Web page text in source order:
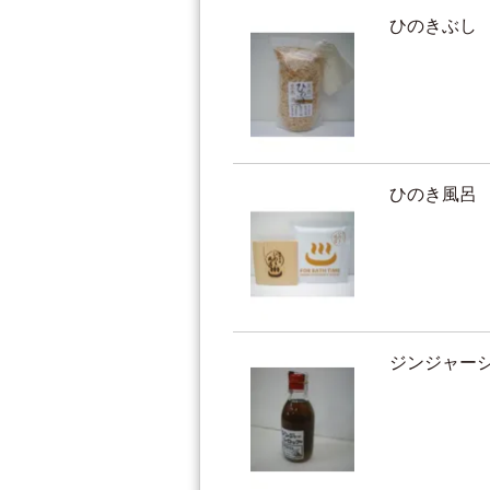
ひのきぶし
ひのき風呂
ジンジャー